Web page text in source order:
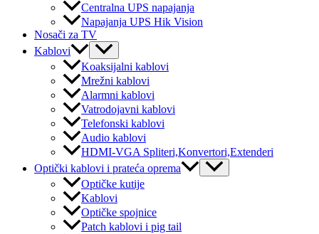
Centralna UPS napajanja
Napajanja UPS Hik Vision
Nosači za TV
Kablovi
Menu
Toggle
Koaksijalni kablovi
Mrežni kablovi
Alarmni kablovi
Vatrodojavni kablovi
Telefonski kablovi
Audio kablovi
HDMI-VGA Spliteri,Konvertori,Extenderi
Optički kablovi i prateća oprema
Menu
Toggle
Optičke kutije
Kablovi
Optičke spojnice
Patch kablovi i pig tail